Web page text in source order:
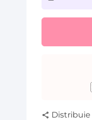
share Distribuie